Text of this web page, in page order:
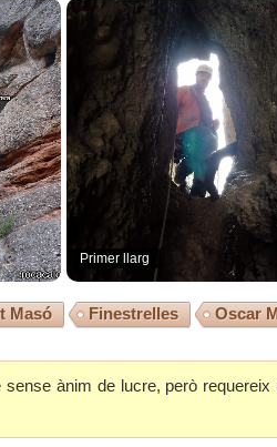
Primer llarg
Masó Finestrelles Oscar
ànim de lucre, però